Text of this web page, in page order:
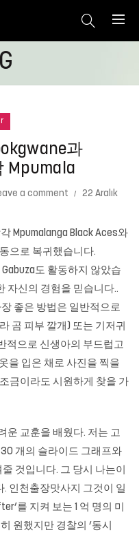
과
Mpumala
a comment
22 Aralık
Mpumalanga Black Aces와
으로 복귀했습니다.
도 활동하지 않았습
자신의 경험을 믿습니다..
좋은 방법은 일반적으로
곰 피부 깔개) 또는 기저귀
적으로 신생아의 부드럽고
을 입은 채로 사진을 찍을
금이라도 시원하게 찾을 가
운 교훈을 배웠다. 저는 고
개의 슬라이드 그래프와
것입니다. 그 당시 나는이
인천출장맛사지 그것이 일
를 지켜 보는 1 억 명의 미
원했지만 경찰의 ‘동시